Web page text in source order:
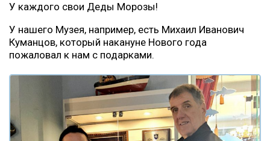
У каждого свои Деды Морозы!
У нашего Музея, например, есть Михаил Иванович
Куманцов, который накануне Нового года
пожаловал к нам с подарками.